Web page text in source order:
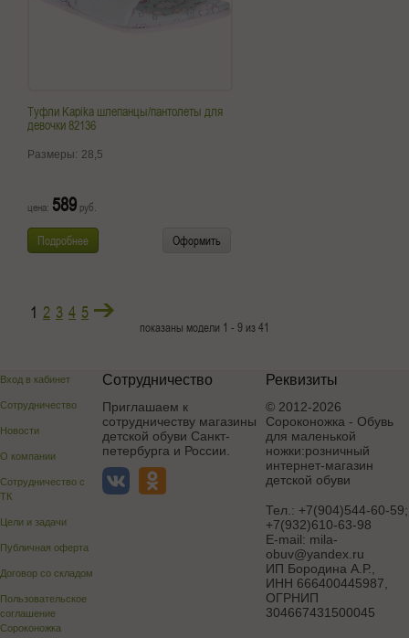
Туфли Kapika шлепанцы/пантолеты для
девочки 82136
Размеры: 28,5
цена: 589 руб.
Подробнее Оформить
1 2 3 4 5
показаны модели 1 - 9 из 41
Вход в кабинет
Сотрудничество
Новости
О компании
Сотрудничество с
ТК
Цели и задачи
Публичная оферта
Договор со складом
Пользовательское
соглашение
Сороконожка
Сотрудничество
Приглашаем к
сотрудничеству магазины
детской обуви Санкт-
петербурга и России.
Реквизиты
© 2012-2026
Сороконожка - Обувь
для маленькой
ножки:розничный
интернет-магазин
детской обуви
Тел.: +7(904)544-60-59;
+7(932)610-63-98
E-mail: mila-
obuv@yandex.ru
ИП Бородина А.Р.
ИНН 666400445987,
ОГРНИП
304667431500045